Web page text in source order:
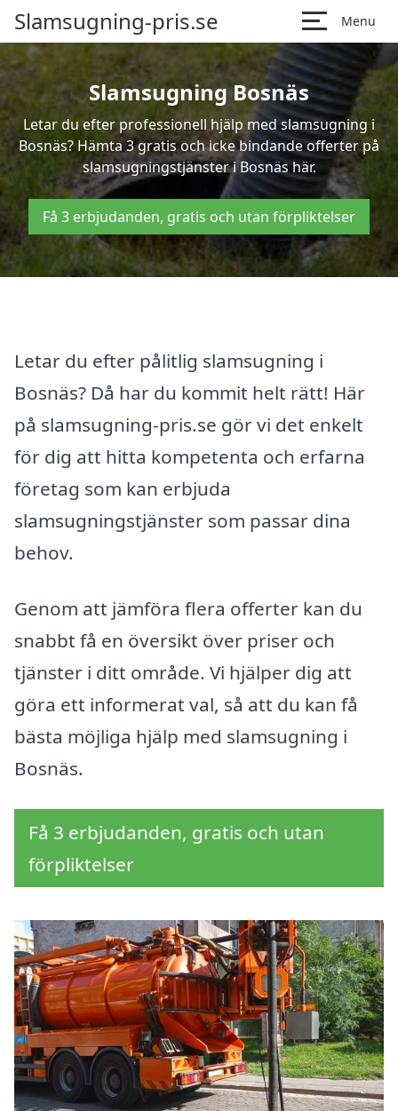
Slamsugning-pris.se Menu
Slamsugning Bosnäs
Letar du efter professionell hjälp med slamsugning i
Bosnäs? Hämta 3 gratis och icke bindande offerter på
slamsugningstjänster i Bosnäs här.
Få 3 erbjudanden, gratis och utan förpliktelser
Letar du efter pålitlig slamsugning i
Bosnäs? Då har du kommit helt rätt! Här
på slamsugning-pris.se gör vi det enkelt
för dig att hitta kompetenta och erfarna
företag som kan erbjuda
slamsugningstjänster som passar dina
behov.
Genom att jämföra flera offerter kan du
snabbt få en översikt över priser och
tjänster i ditt område. Vi hjälper dig att
göra ett informerat val, så att du kan få
bästa möjliga hjälp med slamsugning i
Bosnäs.
Få 3 erbjudanden, gratis och utan
förpliktelser